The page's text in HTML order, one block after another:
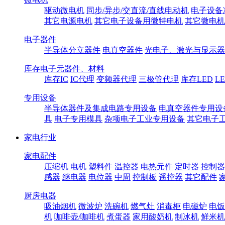
驱动微电机 同步/异步/交直流/直线电动机 电子设
其它电源电机 其它电子设备用微特电机 其它微电机
电子器件
半导体分立器件 电真空器件 光电子、激光与显示
库存电子元器件、材料
库存IC IC代理 变频器代理 三极管代理 库存LED
专用设备
半导体器件及集成电路专用设备 电真空器件专用设
具 电子专用模具 杂项电子工业专用设备 其它电子
家电行业
家电配件
压缩机 电机 塑料件 温控器 电热元件 定时器 控制器
感器 继电器 电位器 中周 控制板 遥控器 其它配件
厨房电器
吸油烟机 微波炉 洗碗机 燃气灶 消毒柜 电磁炉 电
机 咖啡壶/咖啡机 煮蛋器 家用酸奶机 制冰机 鲜米机